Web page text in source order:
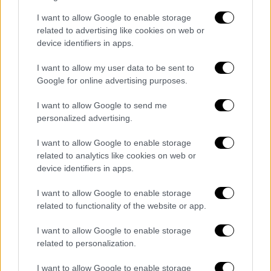
I want to allow Google to enable storage
related to advertising like cookies on web or
device identifiers in apps.
I want to allow my user data to be sent to
Google for online advertising purposes.
I want to allow Google to send me
personalized advertising.
I want to allow Google to enable storage
related to analytics like cookies on web or
device identifiers in apps.
I want to allow Google to enable storage
related to functionality of the website or app.
I want to allow Google to enable storage
related to personalization.
I want to allow Google to enable storage
Τι έδειξε η μέχρι τώρα έρευνα
Συνολικά, μέχρι τώρα, στους παραπάνω οκτώ
δήμους της Αττικής, διενεργήθηκαν
αυτοψίες σε κτίρια, εκ των οποίων 158 σε
κατοικίες, 21 σε αποθήκες, 2 σε δημόσια
Από αυτές τις αυτοψίες έχει προκύψει πως
104 κατοικίες χαρακτηρίζονται ως
ακατάλληλες προς χρήση και κατεδαφιστέες
(«κόκκινες») και προσωρινά ακατάλληλες
προς χρήση που απαιτούν επισκευαστικές
εργασίες («κίτρινες»), με την κατανομή στις
δύο κατηγορίες να είναι 40 και 64
διενέργεια των αυτοψιών, χαρακτηρίζονται
ως κατάλληλες για χρήση
κάποιες ενδεχομένως ελαφριές ζημιές.